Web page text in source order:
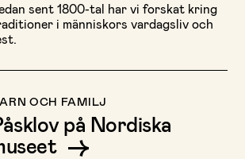
sent 1800-tal har vi forskat kring
i människors vardagsliv och
OCH FAMILJ
på Nordiska